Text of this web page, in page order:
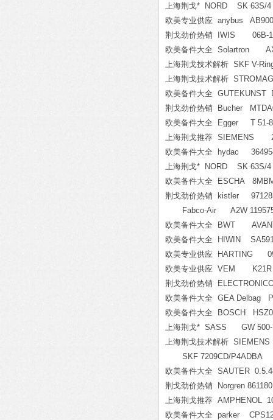
上海荆戈* NORD SK 63S/4
欧美专业供应 anybus
荆戈劲价热销 IWIS 06B-1
欧美备件大全 Solartron
上海荆戈技术解析 SKF V-
上海荆戈技术解析
欧美备件大全 GUTEKUNST
荆戈劲价热销 Bucher
欧美备件大全 Egger T 51-
上海荆戈推荐 SIEMENS
欧美备件大全 hydac
上海荆戈* NORD SK 63S/4
欧美备件大全 ESCHA
荆戈劲价热销 kistler
Fabco-Air A2W
欧美备件大全 BWT
欧美备件大全 HIWIN
欧美专业供应 HARTING
欧美专业供应 VEM K21R
荆戈劲价热销
欧美备件大全 GEA Delbag
欧美备件大全 BOSCH
上海荆戈* SASS GW 500-
上海荆戈技术解析
SKF 7209CD/P4ADBA
欧美备件大全 SAUTER
荆戈劲价热销 Norgren 861180
上海荆戈推荐 AMPHENOL
欧美备件大全 parker